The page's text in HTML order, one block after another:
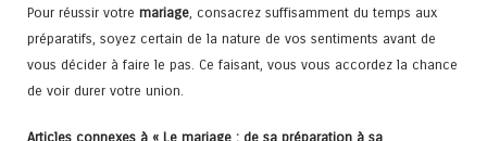
Pour réussir votre mariage , consacrez suffisamment du temps aux
préparatifs, soyez certain de la nature de vos sentiments avant de
vous décider à faire le pas. Ce faisant, vous vous accordez la chance
de voir durer votre union.
Articles connexes à « Le mariage : de sa préparation à sa